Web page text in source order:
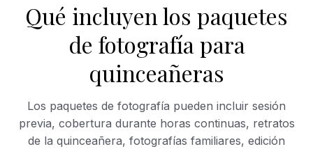
Qué incluyen los paquetes
de fotografía para
quinceañeras
Los paquetes de fotografía pueden incluir sesión
previa, cobertura durante horas continuas, retratos
de la quinceañera, fotografías familiares, edición